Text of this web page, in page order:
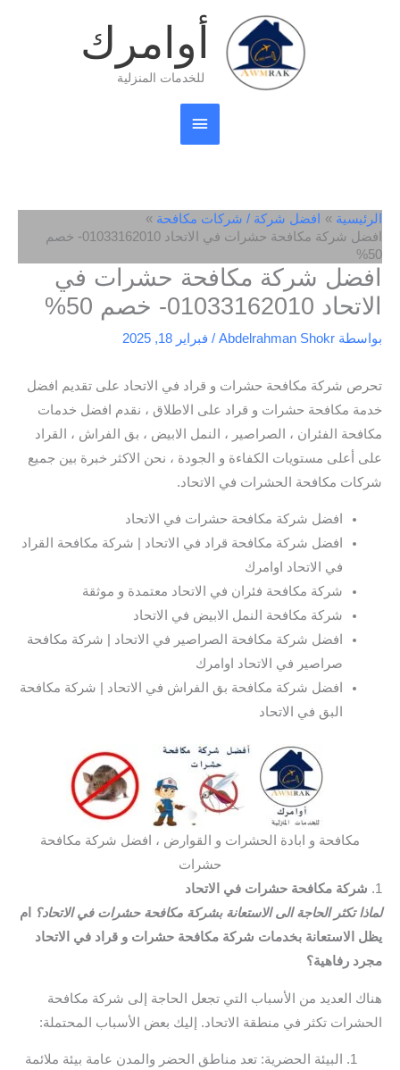
أوامرك
للخدمات المنزلية
القائمة
الرئيسية
الرئيسية
افضل شركة / شركات مكافحة
افضل شركة مكافحة حشرات في الاتحاد 01033162010- خصم
50%
افضل شركة مكافحة حشرات في
الاتحاد 01033162010- خصم 50%
بواسطة Abdelrahman Shokr
/ فبراير 18, 2025
تحرص شركة مكافحة حشرات و قراد في الاتحاد على تقديم افضل
خدمة مكافحة حشرات و قراد على الاطلاق ، نقدم افضل خدمات
مكافحة الفئران ، الصراصير ، النمل الابيض ، بق الفراش ، القراد
على أعلى مستويات الكفاءة و الجودة ، نحن الاكثر خبرة بين جميع
شركات مكافحة الحشرات في الاتحاد.
افضل شركة مكافحة حشرات في الاتحاد
افضل شركة مكافحة قراد في الاتحاد | شركة مكافحة القراد
في الاتحاد اوامرك
شركة مكافحة فئران في الاتحاد معتمدة و موثقة
شركة مكافحة النمل الابيض في الاتحاد
افضل شركة مكافحة الصراصير في الاتحاد | شركة مكافحة
صراصير في الاتحاد اوامرك
افضل شركة مكافحة بق الفراش في الاتحاد | شركة مكافحة
البق في الاتحاد
مكافحة و ابادة الحشرات و القوارض ، افضل شركة مكافحة
حشرات
1.
شركة مكافحة حشرات في الاتحاد
لماذا تكثر الحاجة الى الاستعانة بشركة مكافحة حشرات في الاتحاد؟
ام
يظل الاستعانة بخدمات شركة مكافحة حشرات و قراد في الاتحاد
مجرد رفاهية؟
هناك العديد من الأسباب التي تجعل الحاجة إلى شركة مكافحة
الحشرات تكثر في منطقة الاتحاد. إليك بعض الأسباب المحتملة:
البيئة الحضرية: تعد مناطق الحضر والمدن عامة بيئة ملائمة